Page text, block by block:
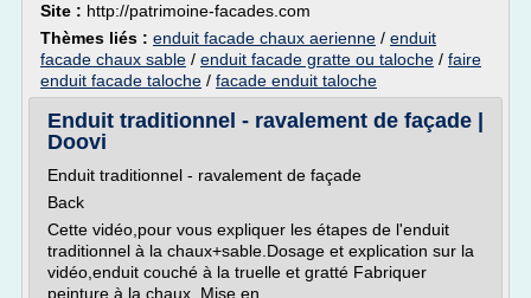
Site : http://patrimoine-facades.com
Thèmes liés : enduit facade chaux aerienne / enduit
facade chaux sable / enduit facade gratte ou taloche / faire
enduit facade taloche / facade enduit taloche
Enduit traditionnel - ravalement de façade |
Doovi
Enduit traditionnel - ravalement de façade
Back
Cette vidéo,pour vous expliquer les étapes de l'enduit
traditionnel à la chaux+sable.Dosage et explication sur la
vidéo,enduit couché à la truelle et gratté Fabriquer
peinture à la chaux. Mise en...